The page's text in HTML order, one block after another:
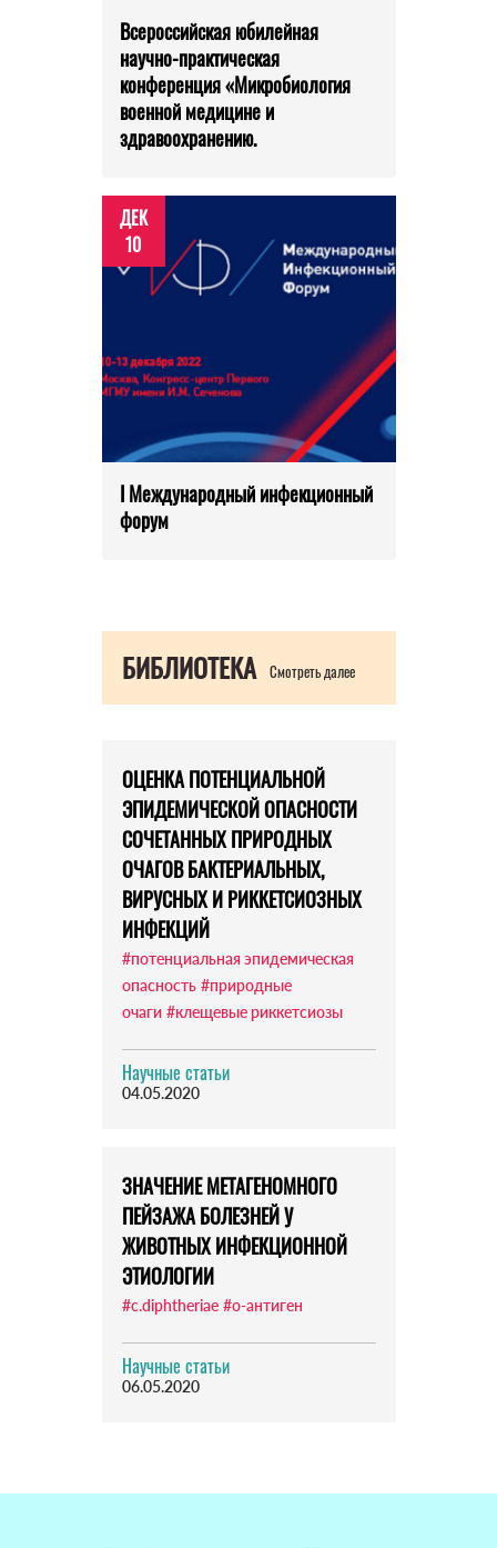
Всероссийская юбилейная
научно-практическая
конференция «Микробиология
военной медицине и
здравоохранению.
ДЕК
10
I Международный инфекционный
форум
БИБЛИОТЕКА Смотреть далее
ОЦЕНКА ПОТЕНЦИАЛЬНОЙ
ЭПИДЕМИЧЕСКОЙ ОПАСНОСТИ
СОЧЕТАННЫХ ПРИРОДНЫХ
ОЧАГОВ БАКТЕРИАЛЬНЫХ,
ВИРУСНЫХ И РИККЕТСИОЗНЫХ
ИНФЕКЦИЙ
#потенциальная эпидемическая
опасность #природные
очаги #клещевые риккетсиозы
Научные статьи
04.05.2020
ЗНАЧЕНИЕ МЕТАГЕНОМНОГО
ПЕЙЗАЖА БОЛЕЗНЕЙ У
ЖИВОТНЫХ ИНФЕКЦИОННОЙ
ЭТИОЛОГИИ
#c.diphtheriae #о-антиген
Научные статьи
06.05.2020